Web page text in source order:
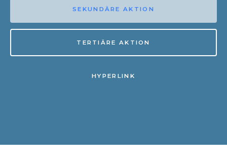
SEKUNDÄRE AKTION
TERTIÄRE AKTION
HYPERLINK